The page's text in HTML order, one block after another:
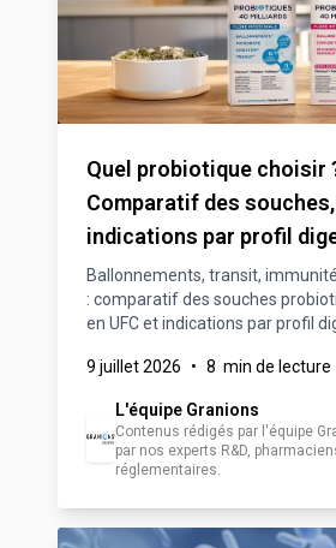
Quel probiotique choisir
Comparatif des
indications par profil
Ballonnements, transit,
: comparatif des souches
en UFC et indications par profil
9 juillet 2026 • 8 min de lecture
L'équipe Granions
Contenus rédigés par l'équipe
par nos experts R&D,
réglementaires.